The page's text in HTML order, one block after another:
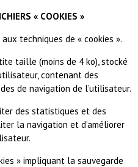
« COOKIES »
techniques de « cookies ».
taille (moins de 4 ko), stocké
contenant des
de navigation de l’utilisateur.
des statistiques et des
la navigation et d’améliorer
» impliquant la sauvegarde